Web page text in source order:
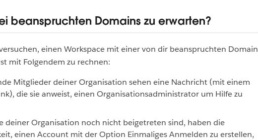
beanspruchten Domains zu erwarten?
einen Workspace mit einer von dir beanspruchten Domain
mit Folgendem zu rechnen:
Mitglieder deiner Organisation sehen eine Nachricht (mit einem
die sie anweist, einen Organisationsadministrator um Hilfe zu
deiner Organisation noch nicht beigetreten sind, haben die
einen Account mit der Option Einmaliges Anmelden zu erstellen,